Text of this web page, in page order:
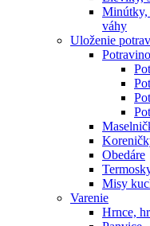
Minútky,
váhy
Uloženie
Obedáre
Misy
Varenie
Hrnce,